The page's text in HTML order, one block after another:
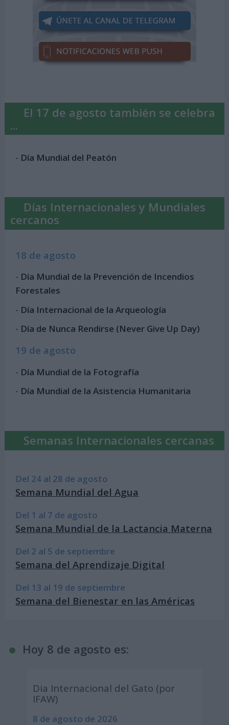
El 17 de agosto también se celebra
...
- Día Mundial del Peatón
Días Internacionales y Mundiales
cercanos
18 de agosto
- Día Mundial de la Prevención de Incendios
Forestales
- Día Internacional de la Arqueología
- Día de Nunca Rendirse (Never Give Up Day)
19 de agosto
- Día Mundial de la Fotografía
- Día Mundial de la Asistencia Humanitaria
Semanas Internacionales cercanas
Del 24 al 28 de agosto
Semana Mundial del Agua
Del 1 al 7 de agosto
Semana Mundial de la Lactancia Materna
Del 2 al 5 de septiembre
Semana del Aprendizaje Digital
Del 13 al 19 de septiembre
Semana del Bienestar en las Américas
Hoy 8 de agosto es:
Dia Internacional del Gato (por
IFAW)
8 de agosto de 2026